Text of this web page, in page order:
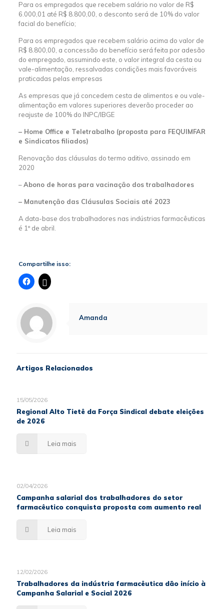
Para os empregados que recebem salário no valor de R$
6.000,01 até R$ 8.800,00, o desconto será de 10% do valor
facial do benefício;
Para os empregados que recebem salário acima do valor de
R$ 8.800,00, a concessão do benefício será feita por adesão
do empregado, assumindo este, o valor integral da cesta ou
vale-alimentação, ressalvadas condições mais favoráveis
praticadas pelas empresas
As empresas que já concedem cesta de alimentos e ou vale-
alimentação em valores superiores deverão proceder ao
reajuste de 100% do INPC/IBGE
– Home Office e Teletrabalho (proposta para FEQUIMFAR
e Sindicatos filiados)
Renovação das cláusulas do termo aditivo, assinado em
2020
–Abono de horas para vacinação dos trabalhadores
– Manutenção das Cláusulas Sociais até 2023
A data-base dos trabalhadores nas indústrias farmacêuticas
é 1º de abril.
Compartilhe isso:
Amanda
Artigos Relacionados
15/05/2026
Regional Alto Tietê da Força Sindical debate eleições
de 2026
Leia mais
02/04/2026
Campanha salarial dos trabalhadores do setor
farmacêutico conquista proposta com aumento real
Leia mais
12/02/2026
Trabalhadores da indústria farmacêutica dão início à
Campanha Salarial e Social 2026